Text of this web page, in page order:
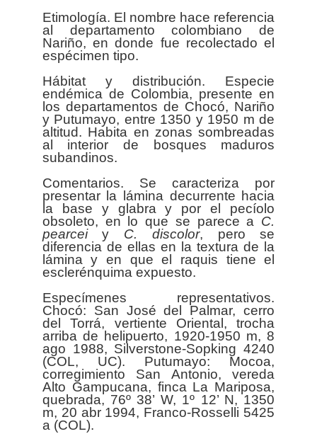
Etimología. El nombre hace referencia
al departamento colombiano de
Nariño, en donde fue recolectado el
espécimen tipo.
Hábitat y distribución. Especie
endémica de Colombia, presente en
los departamentos de Chocó, Nariño
y Putumayo, entre 1350 y 1950 m de
altitud. Habita en zonas sombreadas
al interior de bosques maduros
subandinos.
Comentarios. Se caracteriza por
presentar la lámina decurrente hacia
la base y glabra y por el pecíolo
obsoleto, en lo que se parece a C.
pearceiy C. discolor, pero se
diferencia de ellas en la textura de la
lámina y en que el raquis tiene el
esclerénquima expuesto.
Especímenes representativos.
Chocó: San José del Palmar, cerro
del Torrá, vertiente Oriental, trocha
arriba de helipuerto, 1920-1950 m, 8
ago 1988, Silverstone-Sopking 4240
(COL, UC). Putumayo: Mocoa,
corregimiento San Antonio, vereda
Alto Gampucana, finca La Mariposa,
quebrada, 76º 38’ W, 1º 12’ N, 1350
m, 20 abr 1994, Franco-Rosselli 5425